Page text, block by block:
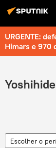
URGENTE:
Himars e 970
Escolher o